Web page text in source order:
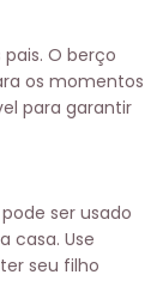
O berço
os momentos
para garantir
ser usado
casa. Use
seu filho